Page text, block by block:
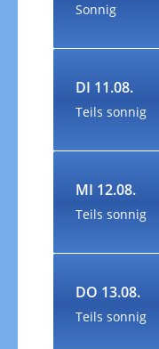
Sonnig
DI 11.08.
Teils sonnig
MI 12.08.
Teils sonnig
DO 13.08.
Teils sonnig